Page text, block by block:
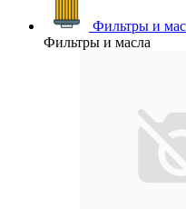
Фильтры и
Фильтры и масла